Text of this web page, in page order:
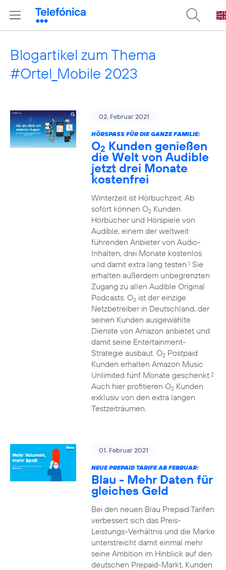
Blogartikel zum Thema
#Ortel_Mobile 2023
02. Februar 2021
HÖRSPASS FÜR DIE GANZE FAMILIE:
O2 Kunden genießen
die Welt von Audible
jetzt drei Monate
kostenfrei
Winterzeit ist Hörbuchzeit: Ab
sofort können O2Kunden
Hörbücher und Hörspiele von
Audible, einem der weltweit
führenden Anbieter von Audio-
Inhalten, drei Monate kostenlos
und damit extra lang testen.1 Sie
erhalten außerdem unbegrenzten
Zugang zu allen Audible Original
Podcasts. O2ist der einzige
Netzbetreiber in Deutschland, der
seinen Kunden ausgewählte
Dienste von Amazon anbietet und
damit seine Entertainment-
Strategie ausbaut. O2Postpaid
Kunden erhalten Amazon Music
Unlimited fünf Monate geschenkt.2
Auch hier profitieren O2Kunden
exklusiv von den extra langen
Testzeiträumen.
01. Februar 2021
NEUE PREPAID TARIFE AB FEBRUAR:
Blau - Mehr Daten für
gleiches Geld
Bei den neuen Blau Prepaid Tarifen
verbessert sich das Preis-
Leistungs-Verhältnis und die Marke
unterstreicht damit einmal mehr
seine Ambition im Hinblick auf den
deutschen Prepaid-Markt, Kunden